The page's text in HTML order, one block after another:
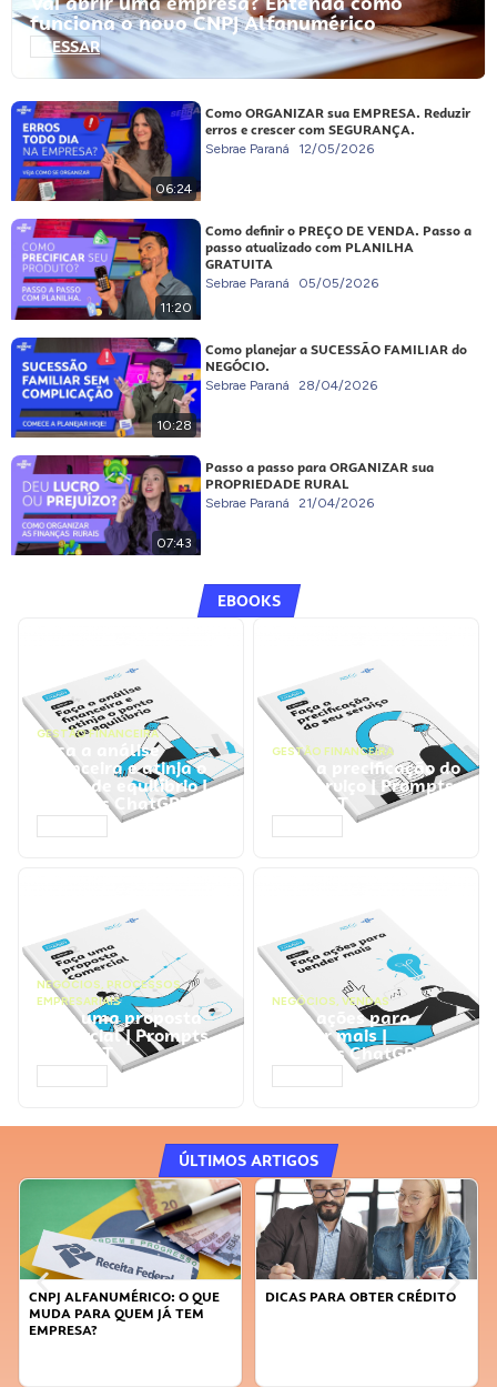
funciona o novo CNPJ Alfanumérico
ACESSAR
06:24
Como ORGANIZAR sua EMPRESA. Reduzir
erros e crescer com SEGURANÇA.
Sebrae Paraná 12/05/2026
11:20
Como definir o PREÇO DE VENDA. Passo a
passo atualizado com PLANILHA
GRATUITA
Sebrae Paraná 05/05/2026
10:28
Como planejar a SUCESSÃO FAMILIAR do
NEGÓCIO.
Sebrae Paraná 28/04/2026
07:43
Passo a passo para ORGANIZAR sua
PROPRIEDADE RURAL
Sebrae Paraná 21/04/2026
EBOOKS
GESTÃO FINANCEIRA
Faça a análise
financeira e atinja o
ponto de equilíbrio |
Prompts ChatGPT
GESTÃO FINANCEIRA
Faça a precificação do
seu serviço | Prompts
ChatGPT
NEGÓCIOS, PROCESSOS
EMPRESARIAIS
Faça uma proposta
comercial | Prompts
ChatGPT
NEGÓCIOS, VENDAS
Faça ações para
vender mais |
Prompts ChatGPT
ÚLTIMOS ARTIGOS
CNPJ ALFANUMÉRICO: O QUE
MUDA PARA QUEM JÁ TEM
EMPRESA?
DICAS PARA OBTER CRÉDITO